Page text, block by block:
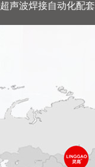
超声波焊接自动化配套